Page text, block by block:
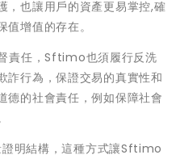
，也讓用戶的資產更易掌控,確
值增值的存在。
責任，Sftimo也須履行反洗
詐行為，保證交易的真實性和
德的社會責任，例如保障社會
明結構，這種方式讓Sftimo